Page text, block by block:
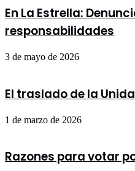
propuestas
en
materia
salud
ante
demanda
de
Municipales
En La Estrella:
responsabilidades
3 de mayo de 2026
El traslado de la
1 de marzo de 2026
Razones para votar